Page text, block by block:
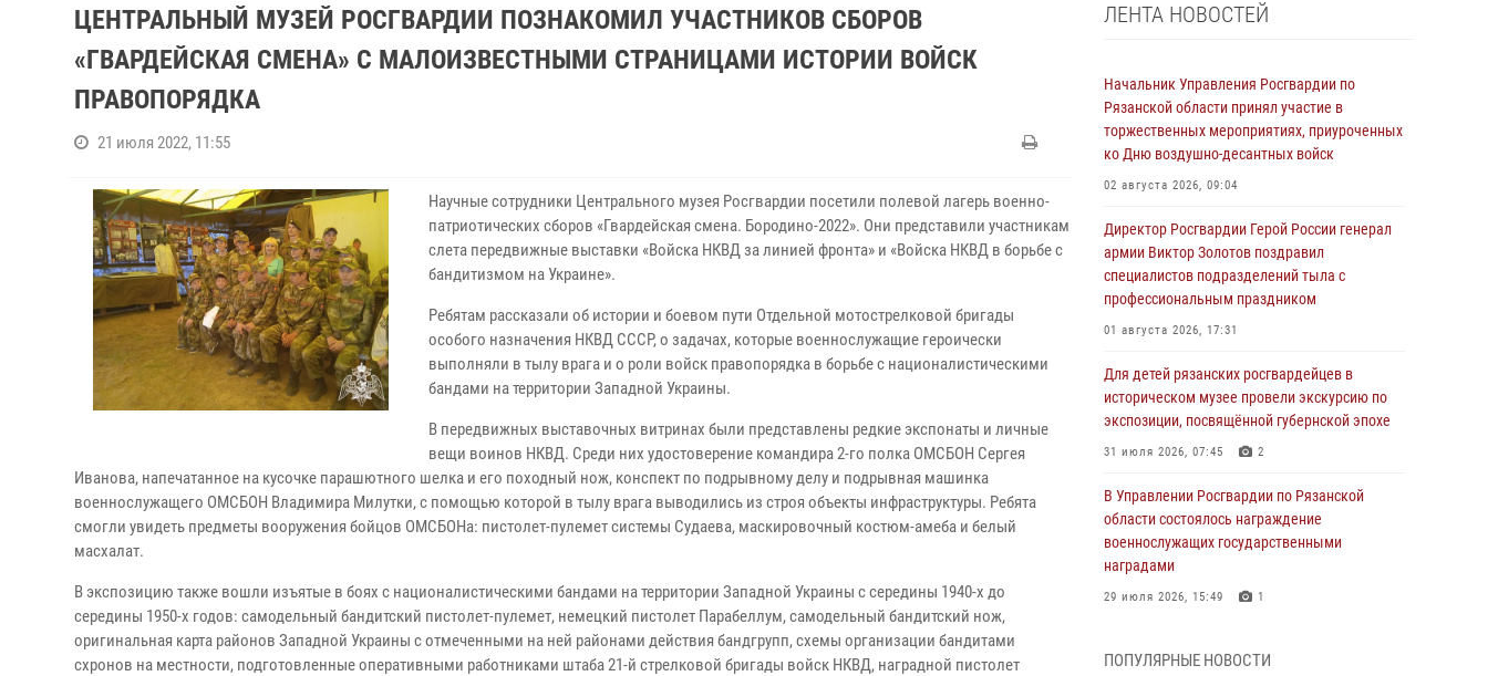
ЦЕНТРАЛЬНЫЙ МУЗЕЙ РОСГВАРДИИ ПОЗНАКОМИЛ УЧАСТНИКОВ СБОРОВ
«ГВАРДЕЙСКАЯ СМЕНА» С МАЛОИЗВЕСТНЫМИ СТРАНИЦАМИ ИСТОРИИ ВОЙСК
ПРАВОПОРЯДКА
21 июля 2022, 11:55
Научные сотрудники Центрального музея Росгвардии посетили полевой лагерь военно-
патриотических сборов «Гвардейская смена. Бородино-2022». Они представили участникам
слета передвижные выставки «Войска НКВД за линией фронта» и «Войска НКВД в борьбе с
бандитизмом на Украине».
Ребятам рассказали об истории и боевом пути Отдельной мотострелковой бригады
особого назначения НКВД СССР, о задачах, которые военнослужащие героически
выполняли в тылу врага и о роли войск правопорядка в борьбе с националистическими
бандами на территории Западной Украины.
В передвижных выставочных витринах были представлены редкие экспонаты и личные
вещи воинов НКВД. Среди них удостоверение командира 2-го полка ОМСБОН Сергея
Иванова, напечатанное на кусочке парашютного шелка и его походный нож, конспект по подрывному делу и подрывная машинка
военнослужащего ОМСБОН Владимира Милутки, с помощью которой в тылу врага выводились из строя объекты инфраструктуры. Ребята
смогли увидеть предметы вооружения бойцов ОМСБОНа: пистолет-пулемет системы Судаева, маскировочный костюм-амеба и белый
масхалат.
В экспозицию также вошли изъятые в боях с националистическими бандами на территории Западной Украины с середины 1940-х до
середины 1950-х годов: самодельный бандитский пистолет-пулемет, немецкий пистолет Парабеллум, самодельный бандитский нож,
оригинальная карта районов Западной Украины с отмеченными на ней районами действия бандгрупп, схемы организации бандитами
схронов на местности, подготовленные оперативными работниками штаба 21-й стрелковой бригады войск НКВД, наградной пистолет
ЛЕНТА НОВОСТЕЙ
Начальник Управления Росгвардии по
Рязанской области принял участие в
торжественных мероприятиях, приуроченных
ко Дню воздушно-десантных войск
02 августа 2026, 09:04
Директор Росгвардии Герой России генерал
армии Виктор Золотов поздравил
специалистов подразделений тыла с
профессиональным праздником
01 августа 2026, 17:31
Для детей рязанских росгвардейцев в
историческом музее провели экскурсию по
экспозиции, посвящённой губернской эпохе
31 июля 2026, 07:45 2
В Управлении Росгвардии по Рязанской
области состоялось награждение
военнослужащих государственными
наградами
29 июля 2026, 15:49 1
Крещении Руси
ПОПУЛЯРНЫЕ НОВОСТИ